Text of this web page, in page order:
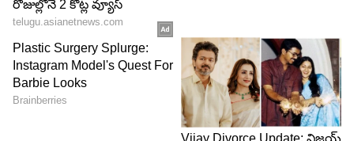
Image Credit : Amazon.in
వాహన ఆరోగ్యంపై పూర్తి సమాచారం
ఈ పరికరం కేవలం ట్రాకింగ్‌కే పరిమితం కాదు. కారు